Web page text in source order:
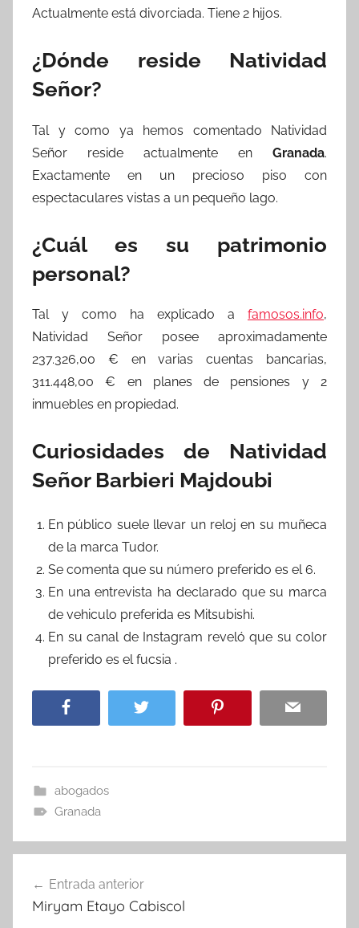
Actualmente está divorciada. Tiene 2 hijos.
¿Dónde reside Natividad
Señor?
Tal y como ya hemos comentado Natividad
Señor reside actualmente en Granada.
Exactamente en un precioso piso con
espectaculares vistas a un pequeño lago.
¿Cuál es su patrimonio
personal?
Tal y como ha explicado a famosos.info,
Natividad Señor posee aproximadamente
237.326,00 € en varias cuentas bancarias,
311.448,00 € en planes de pensiones y 2
inmuebles en propiedad.
Curiosidades de Natividad
Señor Barbieri Majdoubi
En público suele llevar un reloj en su muñeca
de la marca Tudor.
Se comenta que su número preferido es el 6.
En una entrevista ha declarado que su marca
de vehiculo preferida es Mitsubishi.
En su canal de Instagram reveló que su color
preferido es el fucsia .
abogados
Granada
de
Entrada anterior
Miryam Etayo Cabiscol